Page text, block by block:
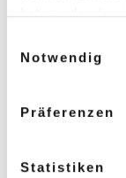
Weitere
Notwendig
Präferenzen
Statistiken
hamburg.de/